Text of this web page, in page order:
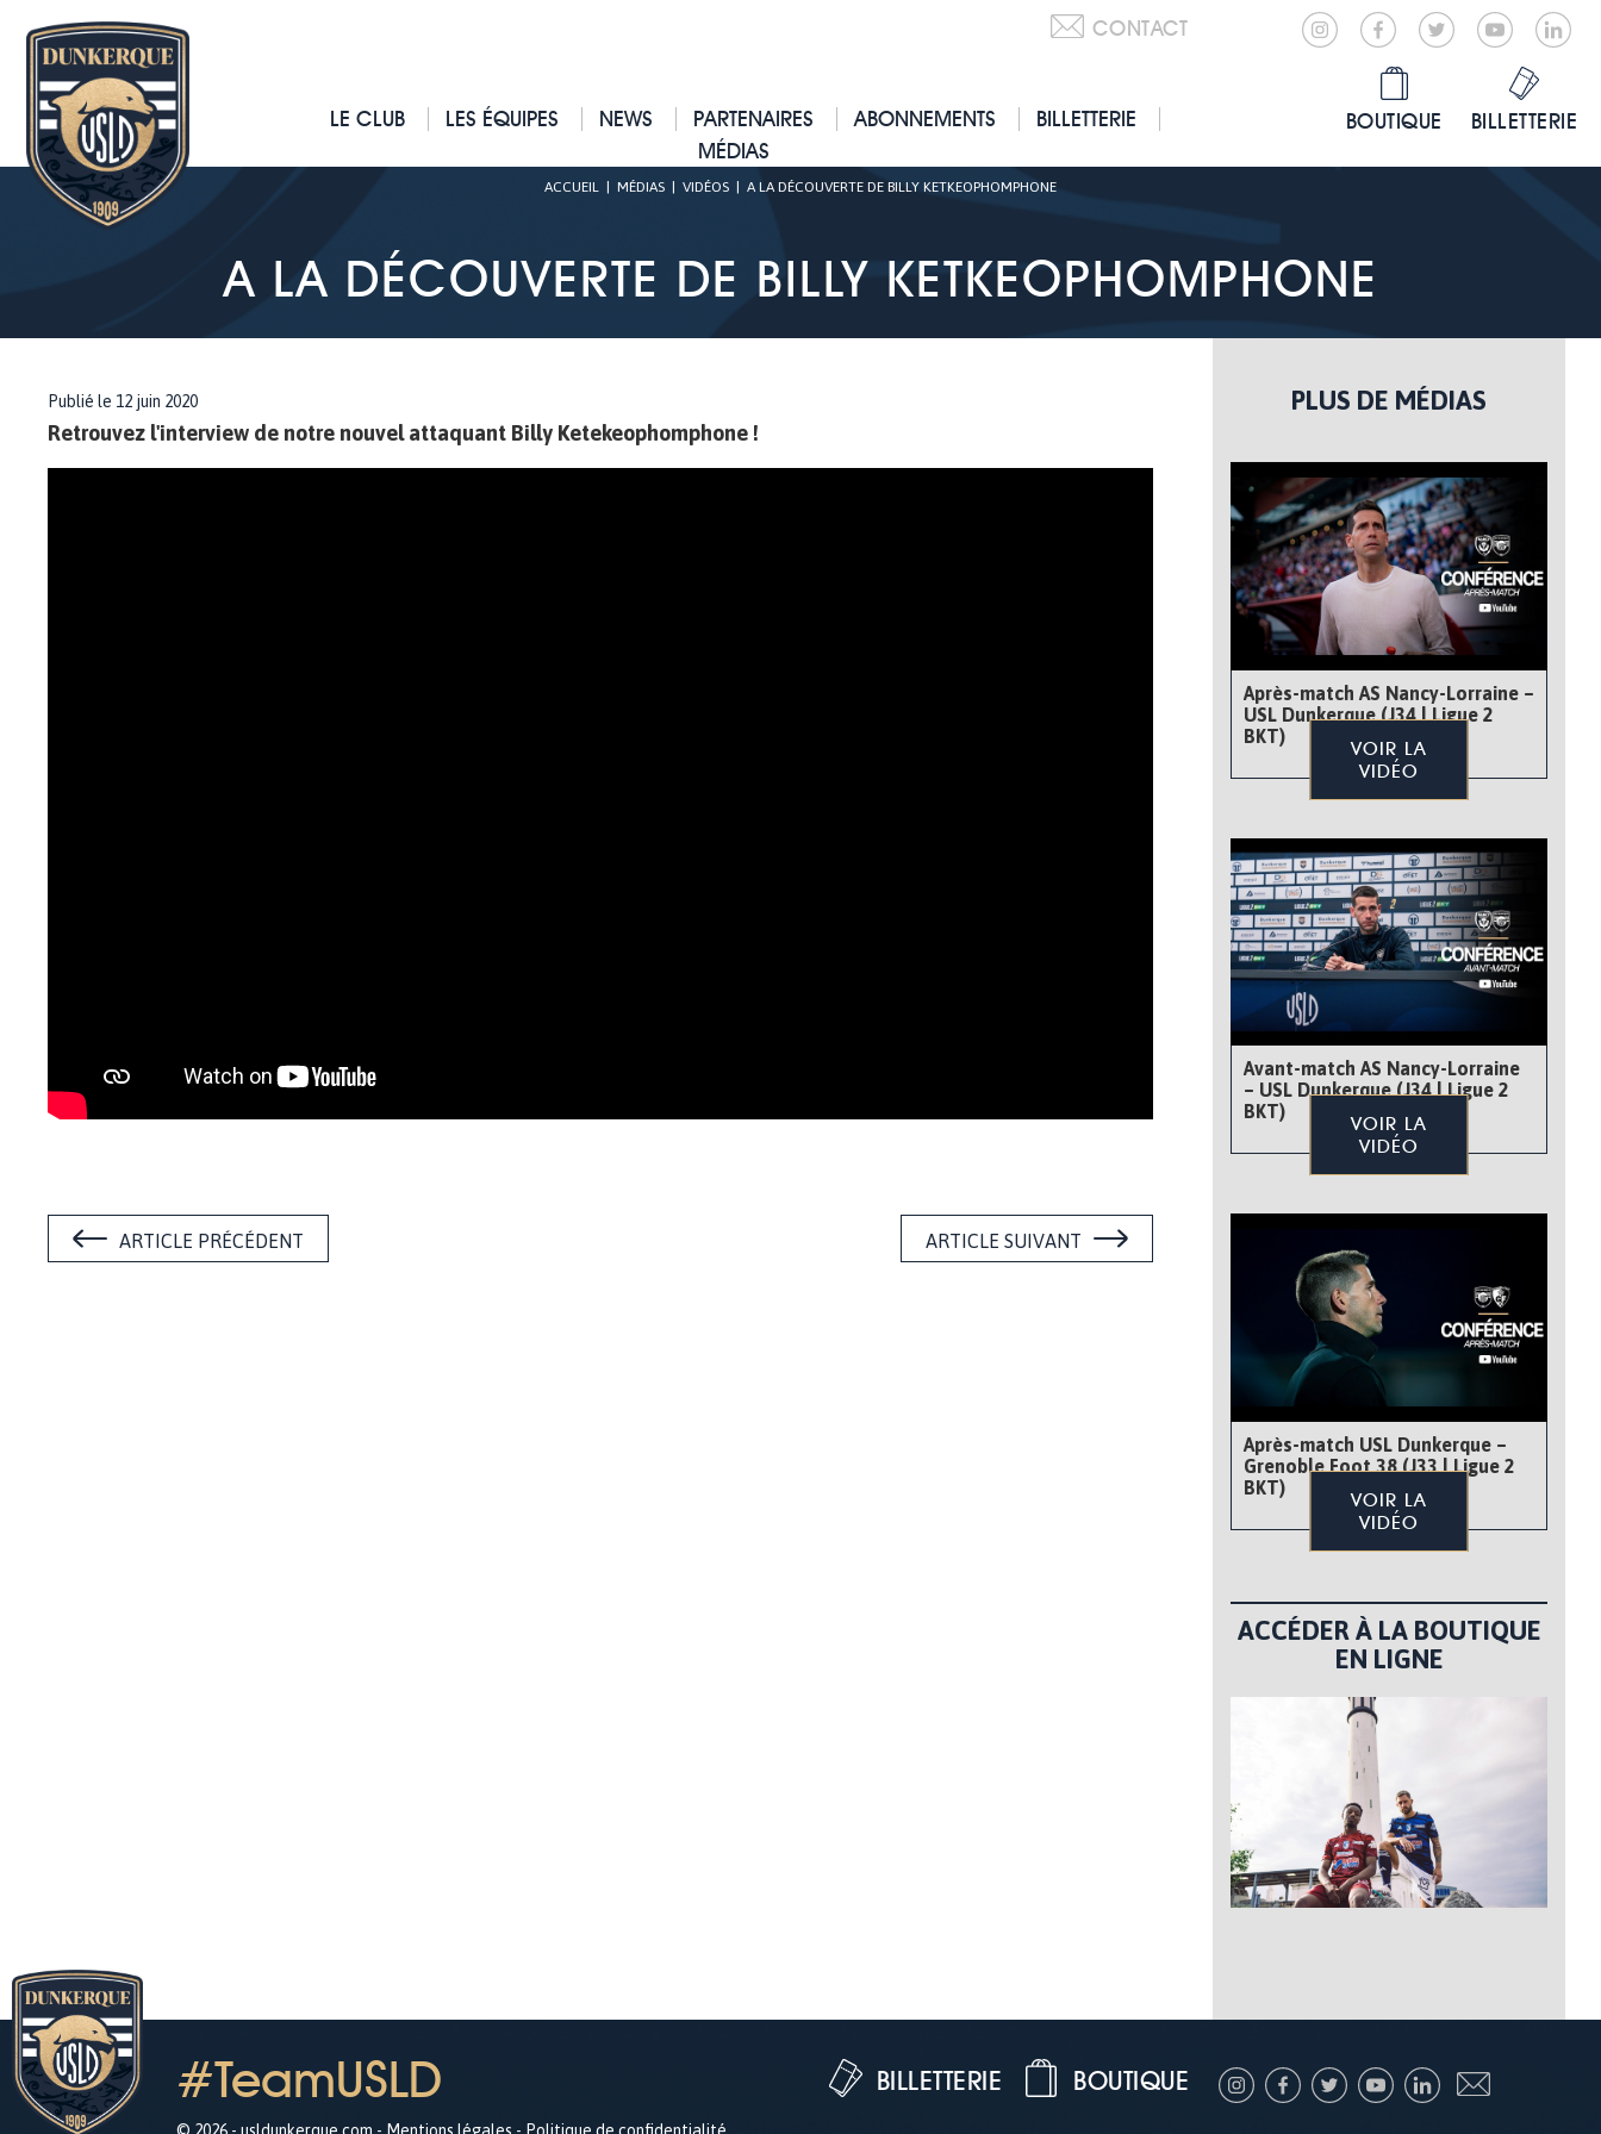
CONTACT
LE CLUB LES ÉQUIPES NEWS PARTENAIRES ABONNEMENTS
BILLETTERIE
MÉDIAS
BOUTIQUE BILLETTERIE
ACCUEIL MÉDIAS VIDÉOS A LA DÉCOUVERTE DE BILLY KETKEOPHOMPHONE
A LA DÉCOUVERTE DE BILLY KETKEOPHOMPHONE
Publié le 12 juin 2020
Retrouvez l'interview de notre nouvel attaquant Billy Ketekeophomphone !
ARTICLE PRÉCÉDENT ARTICLE SUIVANT
PLUS DE MÉDIAS
Après-match AS Nancy-Lorraine –
USL Dunkerque (J34 | Ligue 2
BKT)
VOIR LA
VIDÉO
Avant-match AS Nancy-Lorraine
– USL Dunkerque (J34 | Ligue 2
BKT)
VOIR LA
VIDÉO
Après-match USL Dunkerque –
Grenoble Foot 38 (J33 | Ligue 2
BKT)
VOIR LA
VIDÉO
ACCÉDER À LA BOUTIQUE
EN LIGNE
#TeamUSLD BOUTIQUE
BILLETTERIE